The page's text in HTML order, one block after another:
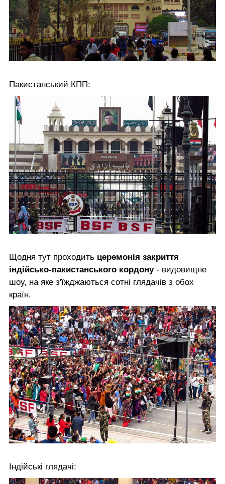
Пакистанський КПП:
Щодня тут проходить церемонія закриття
індійсько-пакистанського кордону- видовищне
шоу, на яке з'їжджаються сотні глядачів з обох
країн.
Індійські глядачі: